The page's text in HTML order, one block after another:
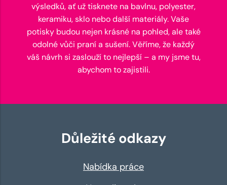
výsledků, ať už tisknete na bavlnu, polyester,
keramiku, sklo nebo další materiály. Vaše
potisky budou nejen krásné na pohled, ale také
odolné vůči praní a sušení. Věříme, že každý
váš návrh si zaslouží to nejlepší – a my jsme tu,
abychom to zajistili.
Důležité odkazy
Nabídka práce